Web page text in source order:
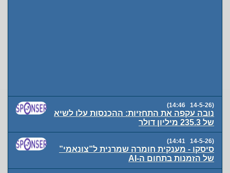
(14-5-26 14:46)
נובה עקפה את התחזיות: ההכנסות עלו לשיא
של 235.3 מיליון דולר
(14-5-26 14:41)
סיסקו - מענקית חומרה שמרנית ל”צונאמי”
של הזמנות בתחום ה-AI